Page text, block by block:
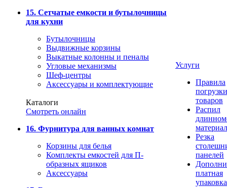
15. Сетчатые емкости и бутылочницы
для кухни
Бутылочницы
Выдвижные корзины
Выкатные колонны и пеналы
Угловые механизмы
Шеф-центры
Аксессуары и комплектующие
Каталоги
Смотреть онлайн
16. Фурнитура для ванных комнат
Корзины для белья
Комплекты емкостей для П-
образных ящиков
Аксессуары
Услуги
Правила
погрузки
товаров
Распил
Резка
панелей
платная
упаковка